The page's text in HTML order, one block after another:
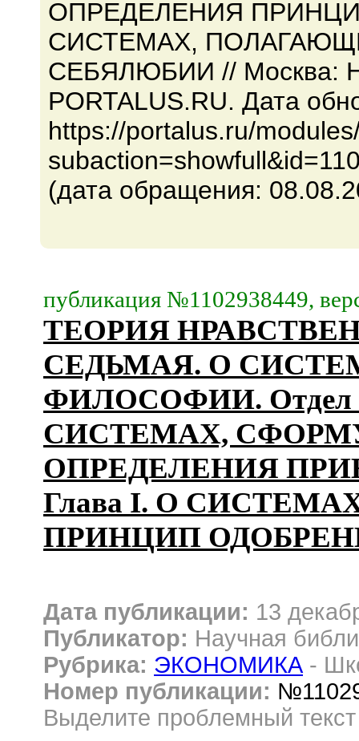
ОПРЕДЕЛЕНИЯ
СИСТЕМАХ,
СЕБЯЛЮБИИ // Москва:
PORTALUS.RU. Дата
https://portalus.ru/
(дата обращения:
публикация №1102938449,
ТЕОРИЯ
СЕДЬМАЯ. О
ФИЛОСОФИИ.
СИСТЕМАХ,
ОПРЕДЕЛЕНИЯ
Глава I. О
ПРИНЦИП
Дата публикации: 13
Публикатор: Научная
Рубрика: ЭКОНОМИКА -
Номер публикации:
Выделите проблемный